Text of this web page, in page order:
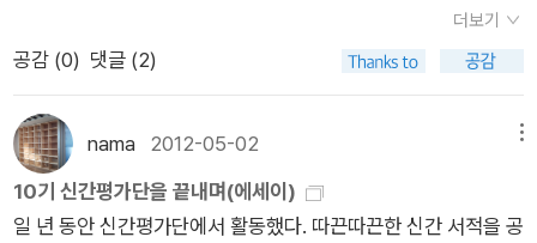
상 관찰하기/싸울 대상을 선택하라/해야 할 일 혹은 하지 말아야
할 일 리스트 만들기/계획 오류를 조심하라/매일 양말을 갈아 신
는 것처럼 기본을 잊지 마라/긍정적 미루기의 힘/대안을 남기지
않는 방법/추적하기 모니터링은 계획에서 핵심적인 부분이다./자
주 보상해 주기/자기 절제의 미래 사람들은 최근까지도 자기 절
제를 위해 전통적인 방법에 의존했다. 즉 신에게 그 일을 맡긴 것
이다. <가난한 집 맏아들> 서평 별점 ; ★★★ 책 겉장에
마 가루로는 떡이나 엿, 당면을 만들고 약이나 공업 원료로 쓰기
외에도 뿌리를 먹는 감자, 도라지, 더덕, 칡, 토란, 마, 연뿌리, 나
리 뿌리의 쓰임도 설명해 놓아 유익하다. 4/23 별이 된 소년
아~ 이 책 정말 너무 좋다, 칠레의 국민적 사랑을 받은 20세기 유
에 대한 관심과 성찰을 위해 보고 싶다.성철스님 탄생 100주년,
딸이며 제자인 불필스님이 처음 밝히는 큰스님 이야기. 처음으로
밝히는 성철스님의 가족사에서 인간의 한계를 넘나드는 선지식
들의 수행까지, 제자들을 뜨겁게 품은 은사 인홍스님부터 온 대중
들을 감화시킨 큰스님들의 법거량까지, 책갈피마다 한국불교의
역사가 은은하게 묻어나고 스님들의 아름다운 향기가 깊은 무늬
로 아로새겨진다. 그동안 불필스님이 개인적으로 소장해 세상에
로 드렸던 책인데, 마침 점자도서관에 비치되어, 나도 읽고 싶었
던 참에 얼른 찜했다. 모든 길은 하나로 통한다고 믿는 함성호
을 두고도 '나는 한 우물만 팠다'고 말한다. 한 우물만 파다보니 여
러 지층이 나왔고그것들이 세분화 되었을 뿐이라는 것. - 책날개,
중 그는 무리 중에서도 서로 사랑하는 사람들의 눈빛을 정확하게
와 희망은 들불처럼 번져 나가야 한다고 이야기 하고 있다. 쌍용
으로 재능으로 더 이상 절망 속에서 죽음을 선택하지 않도록 희망
왠지 가슴 아픈 일이다. 그렇게 싸우지 않으면 아무것도 변하지
않는다는 현실을 다시 한 번 체감하는 것은 쉽지 않다. 반려견 한
마리가 승용차로 끌려가다 죽은 사건이 인터넷으로 도배되는 인
간미 풍기는 이 사회가 노동자들이 22명 죽어나간 쌍용에 대해
도 못한 채 빠르게 읽고, 아~~ 막상 컴퓨터 앞에만 앉으면 쓰고
싶었던 말들이 왜 그리도 약속이나 한 듯 한꺼번에 사라지던지...
똑 같은 일들을 6개월 반복하다 보면 마치 지난 달의 일인 듯 시
간의 흐름이 까맣게 잊혀진다. 약속이나 물건 정리에 있어 약간의
결벽증이 있는 나는 마감일이 다가오면 조바심을 내며 발을 동동
구르기 일쑤였고, 어떤 내용이든 블로그에 올려지는 글은 내 자신
더보기
공감 (0) 댓글 (2)
nama 2012-05-02
10기 신간평가단을 끝내며(에세이)
일 년 동안 신간평가단에서 활동했다. 따끈따끈한 신간 서적을 공